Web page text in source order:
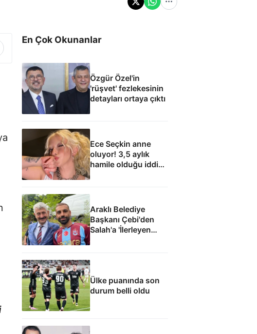
En Çok Okunanlar
Özgür Özel'in
'rüşvet' fezlekesinin
detayları ortaya çıktı
Ece Seçkin anne
oluyor! 3,5 aylık
hamile olduğu iddia
edildi
Araklı Belediye
Başkanı Çebi'den
Salah'a 'İlerleyen
yıllarda Mısır'a
yaşa' teklifi
Ülke puanında son
durum belli oldu